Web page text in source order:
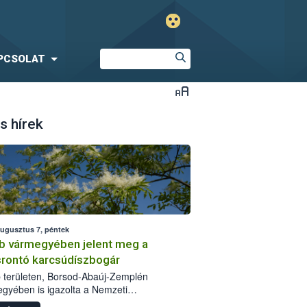
hírek
7, péntek
vármegyében jelent meg a
karcsúdíszbogár
területen, Borsod-Abaúj-Zemplén
is igazolta a Nemzeti
biztonsági Hivatal (Nébih) a